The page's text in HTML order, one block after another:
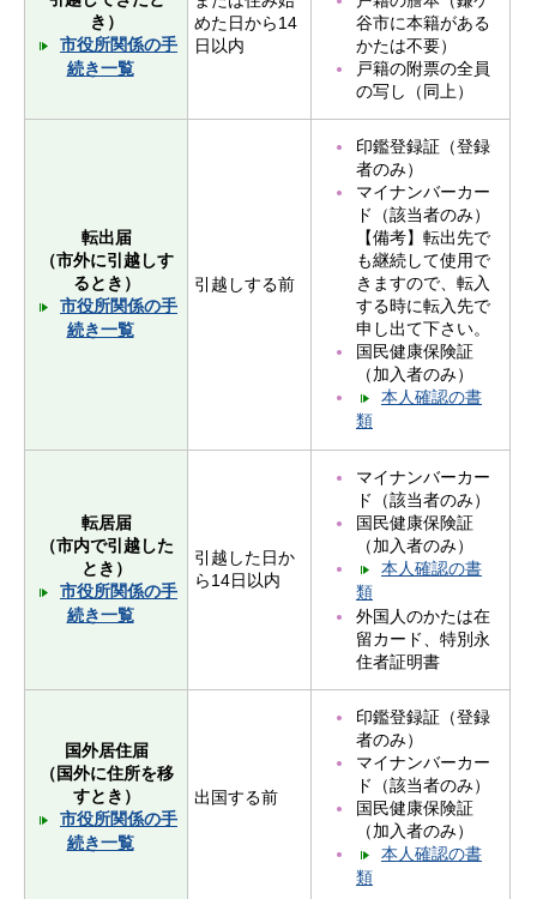
き）
市役所関係の手
続き一覧
めた日から14
日以内
谷市に本籍がある
かたは不要）
戸籍の附票の全員
の写し（同上）
転出届
（市外に引越しす
るとき）
市役所関係の手
続き一覧
引越しする前
印鑑登録証（登録
者のみ）
マイナンバーカー
ド（該当者のみ）
【備考】転出先で
も継続して使用で
きますので、転入
する時に転入先で
申し出て下さい。
国民健康保険証
（加入者のみ）
本人確認の書
類
転居届
（市内で引越した
とき）
市役所関係の手
続き一覧
引越した日か
ら14日以内
マイナンバーカー
ド（該当者のみ）
国民健康保険証
（加入者のみ）
本人確認の書
類
外国人のかたは在
留カード、特別永
住者証明書
国外居住届
（国外に住所を移
すとき）
市役所関係の手
続き一覧
出国する前
印鑑登録証（登録
者のみ）
マイナンバーカー
ド（該当者のみ）
国民健康保険証
（加入者のみ）
本人確認の書
類